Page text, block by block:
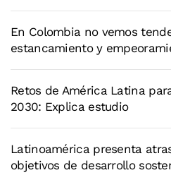
En Colombia no vemos
estancamiento y
Retos de América Latina
2030: Explica estudio
Latinoamérica presenta
objetivos de desarrollo